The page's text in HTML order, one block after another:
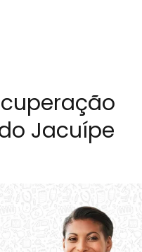
Jacuípe